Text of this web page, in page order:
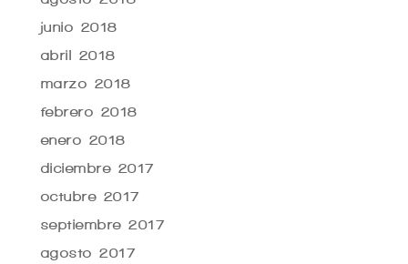
junio 2018
abril 2018
marzo 2018
febrero 2018
enero 2018
diciembre 2017
octubre 2017
septiembre 2017
agosto 2017